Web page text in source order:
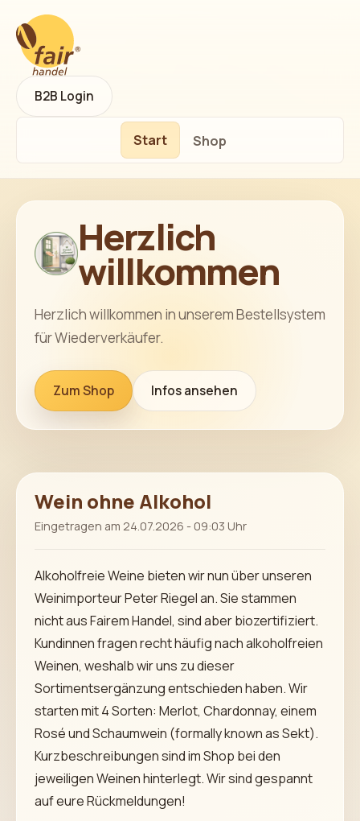
Start Shop
B2B Login
Herzlich
willkommen
Herzlich willkommen in unserem Bestellsystem
für Wiederverkäufer.
Zum Shop Infos ansehen
Wein ohne Alkohol
Eingetragen am 24.07.2026 - 09:03 Uhr
Alkoholfreie Weine bieten wir nun über unseren
Weinimporteur Peter Riegel an. Sie stammen
nicht aus Fairem Handel, sind aber biozertifiziert.
Kundinnen fragen recht häufig nach alkoholfreien
Weinen, weshalb wir uns zu dieser
Sortimentsergänzung entschieden haben. Wir
starten mit 4 Sorten: Merlot, Chardonnay, einem
Rosé und Schaumwein (formally known as Sekt).
Kurzbeschreibungen sind im Shop bei den
jeweiligen Weinen hinterlegt. Wir sind gespannt
auf eure Rückmeldungen!